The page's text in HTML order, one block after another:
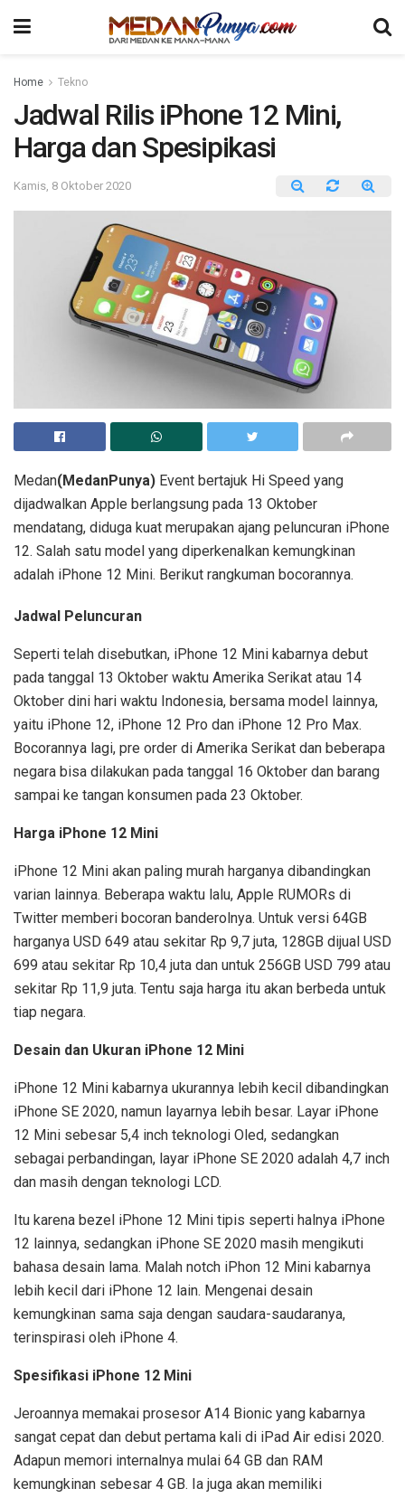
Home Tekno
Jadwal Rilis iPhone 12 Mini,
Harga dan Spesipikasi
Kamis, 8 Oktober 2020
Medan(MedanPunya) Event bertajuk Hi Speed yang
dijadwalkan Apple berlangsung pada 13 Oktober
mendatang, diduga kuat merupakan ajang peluncuran iPhone
12. Salah satu model yang diperkenalkan kemungkinan
adalah iPhone 12 Mini. Berikut rangkuman bocorannya.
Jadwal Peluncuran
Seperti telah disebutkan, iPhone 12 Mini kabarnya debut
pada tanggal 13 Oktober waktu Amerika Serikat atau 14
Oktober dini hari waktu Indonesia, bersama model lainnya,
yaitu iPhone 12, iPhone 12 Pro dan iPhone 12 Pro Max.
Bocorannya lagi, pre order di Amerika Serikat dan beberapa
negara bisa dilakukan pada tanggal 16 Oktober dan barang
sampai ke tangan konsumen pada 23 Oktober.
Harga iPhone 12 Mini
iPhone 12 Mini akan paling murah harganya dibandingkan
varian lainnya. Beberapa waktu lalu, Apple RUMORs di
Twitter memberi bocoran banderolnya. Untuk versi 64GB
harganya USD 649 atau sekitar Rp 9,7 juta, 128GB dijual USD
699 atau sekitar Rp 10,4 juta dan untuk 256GB USD 799 atau
sekitar Rp 11,9 juta. Tentu saja harga itu akan berbeda untuk
tiap negara.
Desain dan Ukuran iPhone 12 Mini
iPhone 12 Mini kabarnya ukurannya lebih kecil dibandingkan
iPhone SE 2020, namun layarnya lebih besar. Layar iPhone
12 Mini sebesar 5,4 inch teknologi Oled, sedangkan
sebagai perbandingan, layar iPhone SE 2020 adalah 4,7 inch
dan masih dengan teknologi LCD.
Itu karena bezel iPhone 12 Mini tipis seperti halnya iPhone
12 lainnya, sedangkan iPhone SE 2020 masih mengikuti
bahasa desain lama. Malah notch iPhon 12 Mini kabarnya
lebih kecil dari iPhone 12 lain. Mengenai desain
kemungkinan sama saja dengan saudara-saudaranya,
terinspirasi oleh iPhone 4.
Spesifikasi iPhone 12 Mini
Jeroannya memakai prosesor A14 Bionic yang kabarnya
sangat cepat dan debut pertama kali di iPad Air edisi 2020.
Adapun memori internalnya mulai 64 GB dan RAM
kemungkinan sebesar 4 GB. Ia juga akan memiliki